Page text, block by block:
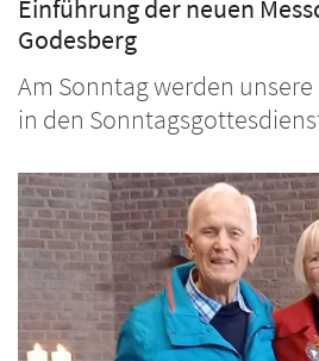
Einführung der neuen
Godesberg
Am Sonntag werden
in den